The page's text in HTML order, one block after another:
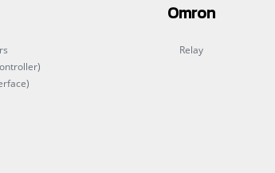
Omron
Relay